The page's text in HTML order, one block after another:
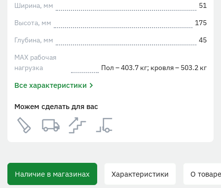
Ширина, мм
51
Высота, мм
175
Глубина, мм
45
MAX рабочая
нагрузка
Пол – 403.7 кг; кровля – 503.2 кг
Все характеристики
Можем сделать для вас
Наличие в магазинах Характеристики О товаре